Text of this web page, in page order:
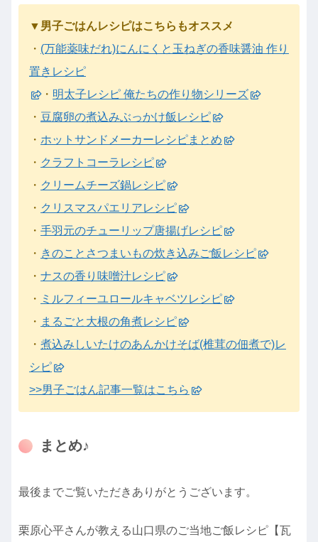
▼男子ごはんレシピはこちらもオススメ
・ (万能薬味だれ)にんにくと玉ねぎの香味醤油 作り
置きレシピ
・ 明太子レシピ 俺たちの作り物シリーズ
・ 豆腐卵の煮込みぶっかけ飯レシピ
・ ホットサンドメーカーレシピまとめ
・ クラフトコーラレシピ
・ クリームチーズ鍋レシピ
・ クリスマスパエリアレシピ
・ 手羽元のチューリップ唐揚げレシピ
・ きのことさつまいもの炊き込みご飯レシピ
・ ナスの香り味噌汁レシピ
・ ミルフィーユロールキャベツレシピ
・ まるごと大根の角煮レシピ
・ 煮込みしいたけのあんかけそば(椎茸の佃煮で)レ
シピ
>>男子ごはん記事一覧はこちら
まとめ♪
最後までご覧いただきありがとうございます。
栗原心平さんが教える山口県のご当地ご飯レシピ【瓦